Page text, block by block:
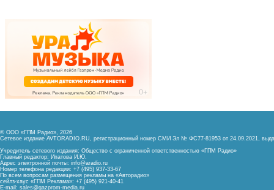
© ООО «ГПМ Радио», 2026
Сетевое издание AVTORADIO.RU, регистрационный номер СМИ Эл № ФС77-81953 от 24.09.2021,
Учредитель сетевого издания: Общество с ограниченной ответственностью «ГПМ Радио»
Главный редактор: Ипатова И.Ю.
Адрес электронной почты: info@aradio.ru
Номер телефона редакции: +7 (495) 937-33-67
По всем вопросам размещения рекламы на «Авторадио»
сейлз-хаус «ГПМ Реклама»: +7 (495) 921-40-41
E-mail: sales@gazprom-media.ru